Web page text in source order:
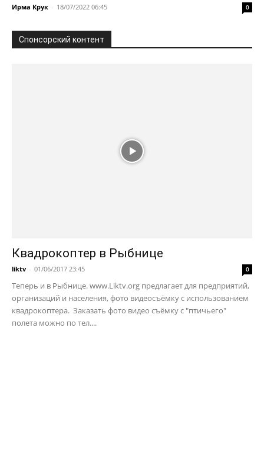
Ирма Крук - 18/07/2022 06:45 0
Спонсорский контент
Квадрокоптер в Рыбнице
liktv - 01/06/2017 23:45 0
Теперь и в Рыбнице. www.Liktv.org предлагает для предприятий,
организаций и населения, фото видеосъёмку с использованием
квадрокоптера. Заказать фото видео съёмку с "птичьего"
полета можно по тел....